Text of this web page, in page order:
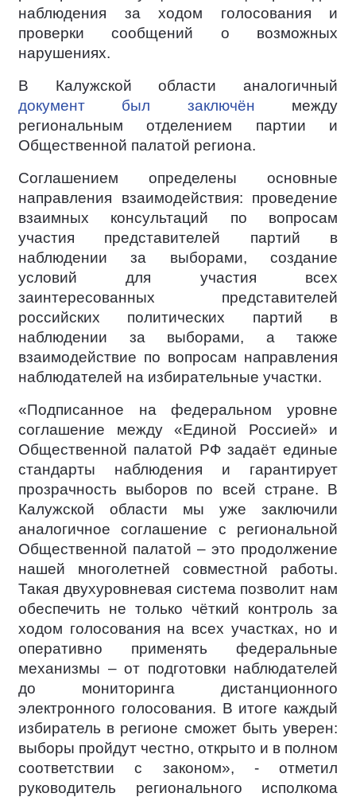
наблюдения за ходом голосования и
проверки сообщений о возможных
нарушениях.
В Калужской области аналогичный
документ был заключён между
региональным отделением партии и
Общественной палатой региона.
Соглашением определены основные
направления взаимодействия: проведение
взаимных консультаций по вопросам
участия представителей партий в
наблюдении за выборами, создание
условий для участия всех
заинтересованных представителей
российских политических партий в
наблюдении за выборами, а также
взаимодействие по вопросам направления
наблюдателей на избирательные участки.
«Подписанное на федеральном уровне
соглашение между «Единой Россией» и
Общественной палатой РФ задаёт единые
стандарты наблюдения и гарантирует
прозрачность выборов по всей стране. В
Калужской области мы уже заключили
аналогичное соглашение с региональной
Общественной палатой – это продолжение
нашей многолетней совместной работы.
Такая двухуровневая система позволит нам
обеспечить не только чёткий контроль за
ходом голосования на всех участках, но и
оперативно применять федеральные
механизмы – от подготовки наблюдателей
до мониторинга дистанционного
электронного голосования. В итоге каждый
избиратель в регионе сможет быть уверен:
выборы пройдут честно, открыто и в полном
соответствии с законом», - отметил
руководитель регионального исполкома